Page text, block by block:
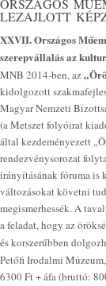
ORSZÁGOS
LEZAJLOTT
XXVII. Országos
szerepvállalás az
MNB 2014-ben, az
kidolgozott
Magyar Nemzeti
(a Metszet folyóirat
által kezdeményezett
rendezvénysorozat
irányításának fóruma is
változásokat követni
megismerhessék. A
a feladat, hogy az
és korszerűbben
Petőfi Irodalmi
6300 Ft + áfa (bruttó: